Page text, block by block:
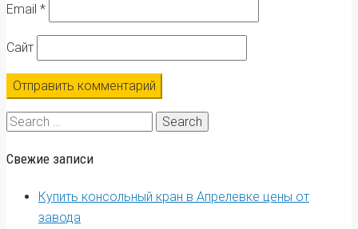
Email *
Сайт
Search
Свежие записи
Купить консольный кран в Апрелевке цены от
завода